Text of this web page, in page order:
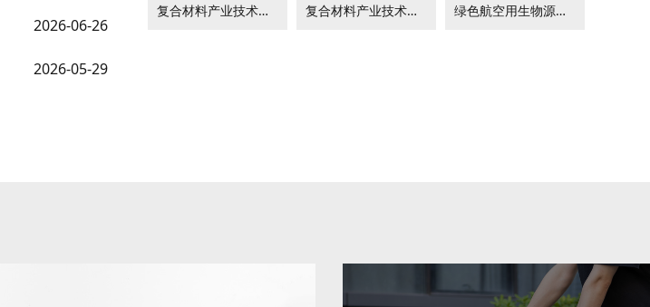
2026-06-26
2026-05-29
复合材料产业技术发展报告-高性能复合材料绿色节能制造技术 复合材料产业技术发展报告-热塑性复合材料三十余年研究进展 绿色航空用生物源与多功能复合材料及其制件开发与应用技术研究